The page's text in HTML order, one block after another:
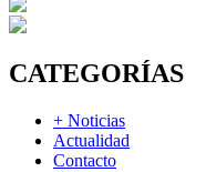
CATEGORÍAS
+ Noticias
Actualidad
Contacto